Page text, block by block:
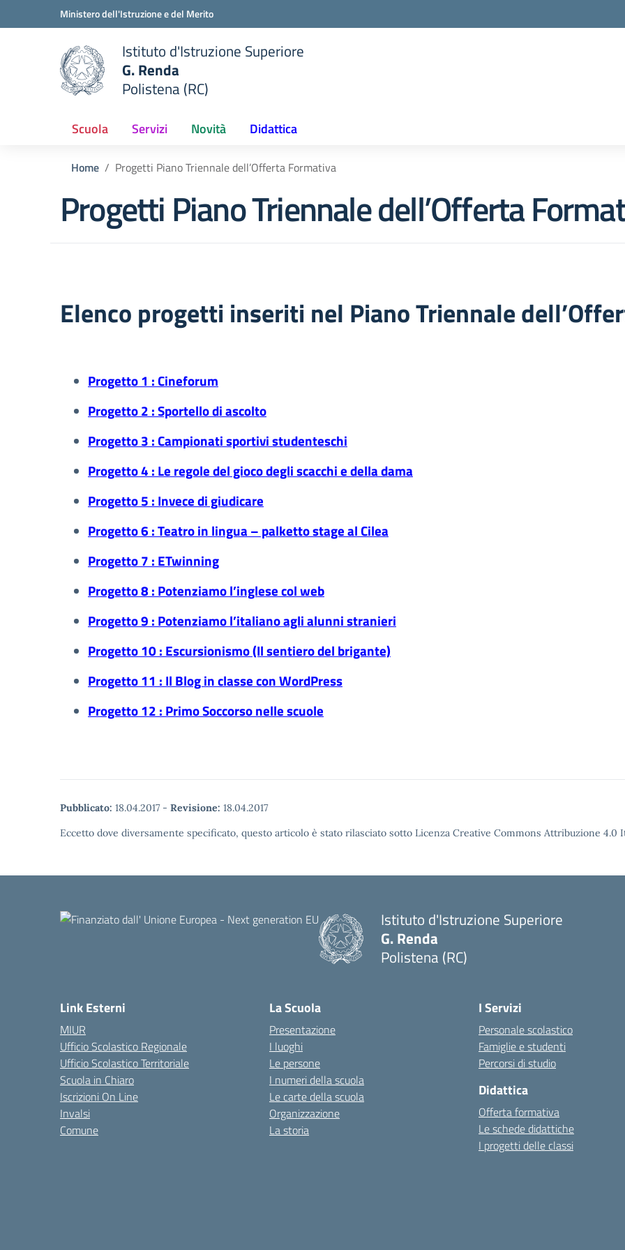
Vai ai contenuti
Vai al menu di navigazioneMinistero dell'Istruzione e del Merito
scuola
Istituto d'Istruzione Superiore
G. Renda
Polistena (RC)
Scuola Servizi Novità Didattica
Home Progetti Piano Triennale dell’Offerta Formativa
Progetti Piano Triennale dell’Offerta
Elenco progetti inseriti nel Piano Triennale
Progetto 1 : Cineforum
Progetto 2 : Sportello di ascolto
Progetto 3 : Campionati sportivi studenteschi
Progetto 4 : Le regole del gioco degli scacchi e della dama
Progetto 5 : Invece di giudicare
Progetto 6 : Teatro in lingua – palketto stage al Cilea
Progetto 7 : ETwinning
Progetto 8 : Potenziamo l’inglese col web
Progetto 9 : Potenziamo l’italiano agli alunni stranieri
Progetto 10 : Escursionismo (Il sentiero del brigante)
Progetto 11 : Il Blog in classe con WordPress
Progetto 12 : Primo Soccorso nelle scuole
Pubblicato: 18.04.2017 - Revisione: 18.04.2017
Eccetto dove diversamente specificato, questo articolo è stato rilasciato sotto Licenza Creative Commons Attribuzione 4.0
Istituto d'Istruzione Superiore
G. Renda
Polistena (RC)
Link Esterni
MIUR
Ufficio Scolastico Regionale
Ufficio Scolastico Territoriale
Scuola in Chiaro
Iscrizioni On Line
Invalsi
Comune
La Scuola
Presentazione
I luoghi
Le persone
I numeri della scuola
Le carte della scuola
Organizzazione
La storia
I Servizi
Personale scolastico
Famiglie e studenti
Percorsi di studio
Didattica
Offerta formativa
Le schede didattiche
I progetti delle classi